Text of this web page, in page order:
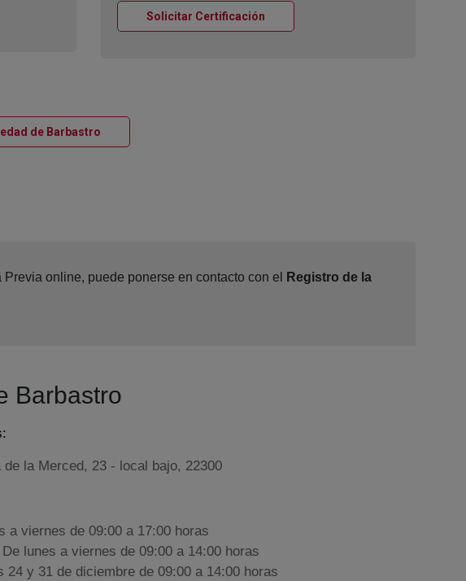
nueva
Solicitar Certificación
de Barbastro
online, puede ponerse en contacto con el
Registro de la
Barbastro
de la Merced, 23 - local bajo, 22300
a viernes de 09:00 a 17:00 horas
lunes a viernes de 09:00 a 14:00 horas
24 y 31 de diciembre de 09:00 a 14:00 horas